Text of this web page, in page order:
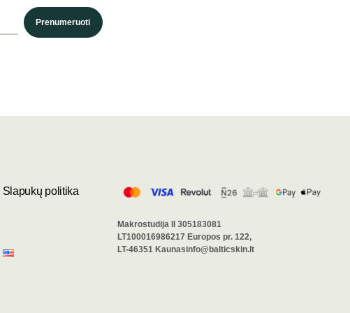
Prenumeruoti
Slapukų politika
Makrostudija II 305183081
LT100016986217 Europos pr. 122,
LT-46351 Kaunasinfo@balticskin.lt